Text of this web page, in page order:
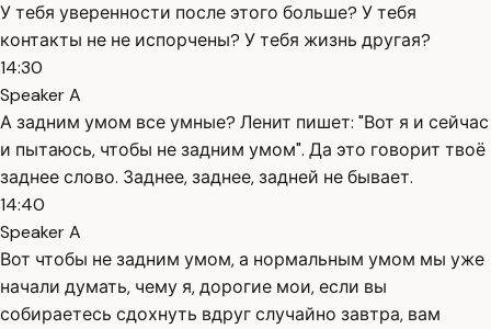
У тебя уверенности после этого больше? У тебя
контакты не не испорчены? У тебя жизнь другая?
14:30
Speaker A
А задним умом все умные? Ленит пишет: "Вот я и сейчас
и пытаюсь, чтобы не задним умом". Да это говорит твоё
заднее слово. Заднее, заднее, задней не бывает.
14:40
Speaker A
Вот чтобы не задним умом, а нормальным умом мы уже
начали думать, чему я, дорогие мои, если вы
собираетесь сдохнуть вдруг случайно завтра, вам